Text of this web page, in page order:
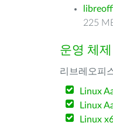
225
운영 체제
리브레오피
Linux
Linux
Linux